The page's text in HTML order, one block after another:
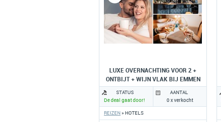
LUXE OVERNACHTING VOOR 2 +
ONTBIJT + WIJN VLAK BIJ EMMEN
REIZEN» HOTELS
STATUS
De deal gaat door!
AANTAL
0 x verkocht